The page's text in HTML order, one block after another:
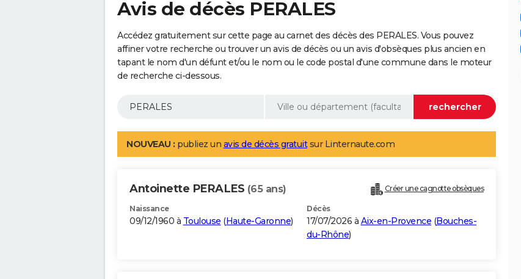
Avis de décès PERALES
Accédez gratuitement sur cette page au carnet des décès des PERALES. Vous pouvez
affiner votre recherche ou trouver un avis de décès ou un avis d'obsèques plus ancien en
tapant le nom d'un défunt et/ou le nom ou le code postal d'une commune dans le moteur
de recherche ci-dessous.
NOUVEAU : publiez un avis de décès gratuitsur Linternaute.com
Antoinette PERALES (65 ans) Créer une cagnotte obsèques
Naissance
09/12/1960 à Toulouse (Haute-Garonne)
Décès
17/07/2026 à Aix-en-Provence (Bouches-
du-Rhône)